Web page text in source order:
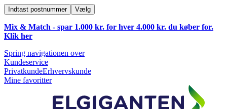
Indtast postnummer Vælg
Mix & Match - spar 1.000 kr. for hver 4.000 kr. du køber for.
Klik her
Spring navigationen over
Kundeservice
PrivatkundeErhvervskunde
Mine favoritter